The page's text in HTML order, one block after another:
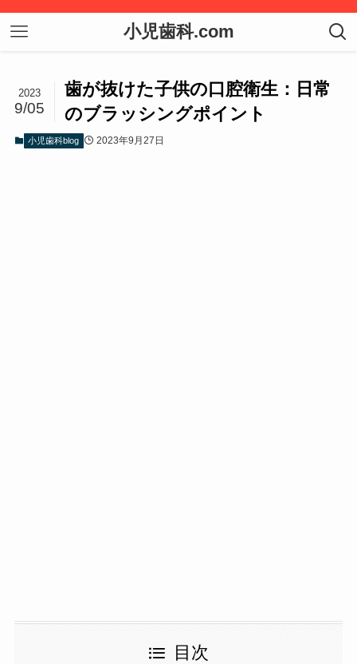
小児歯科.com
歯が抜けた子供の口腔衛生：日常
のブラッシングポイント
2023
9/05
小児歯科blog 2023年9月27日
目次